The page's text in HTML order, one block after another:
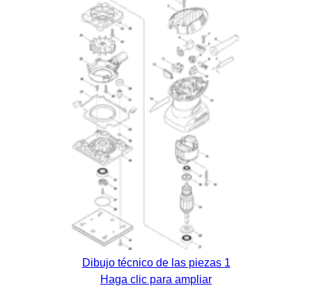
Dibujo técnico de las piezas 1
Haga clic para ampliar